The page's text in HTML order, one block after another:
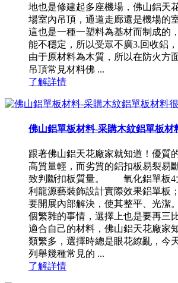
地也是修建起多座機場，佛山鋁天
場室內吊頂，通道走廊還是機場的
這也是一種一塑料為基材而制成的
能不穩定，所以受眾不廣3.回收鋁
由于原材料為木質，所以在防火方
吊頂常見材料佛 ...
了解詳情
佛山鋁單板材料-采購木紋鋁單板材
跟著佛山鋁天花廠家就知道！優質
高質量輕，而劣質的鋁扣板易裂易
致判斷扣板質量。 氧化鋁單板
利龍源藝裝飾設計實際效果鋁單板
要開展內部解決，使其整平、光潔
個繁雜的事情，選擇上也是要再三
適合自己的材料，佛山鋁天花廠家
類繁多，選擇時總是眼花繚亂，今
列舉幾種常見的 ...
了解詳情